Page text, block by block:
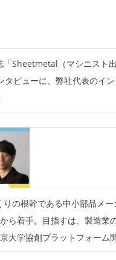
cursor
lambda
ecs vtl
github-
「Sheetmetal（マシニスト
タビューに、弊社代表のイ
りの根幹である中小部品メ
ら着手。目指すは、製造業
大学協創プラットフォーム